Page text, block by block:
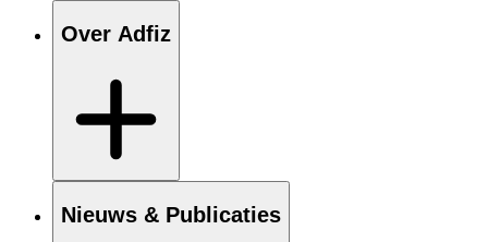
Over Adfiz
Nieuws & Publicaties